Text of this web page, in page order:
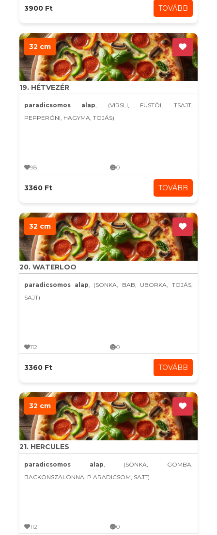
3900 Ft TOVÁBB
32 cm
19. HÉTVEZÉR
paradicsomos alap, (VIRSLI, FÜSTÖL TSAJT,
PEPPERÓNI, HAGYMA, TOJÁS)
98 0
3360 Ft TOVÁBB
32 cm
20. WATERLOO
paradicsomos alap, (SONKA, BAB, UBORKA, TOJÁS,
SAJT)
112 0
3360 Ft TOVÁBB
32 cm
21. HERCULES
paradicsomos alap, (SONKA, GOMBA,
BACKONSZALONNA, P ARADICSOM, SAJT)
112 0